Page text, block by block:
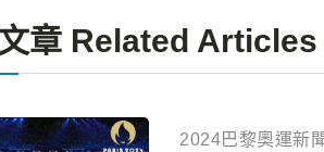
章 Related Articles
2024巴黎奧運新